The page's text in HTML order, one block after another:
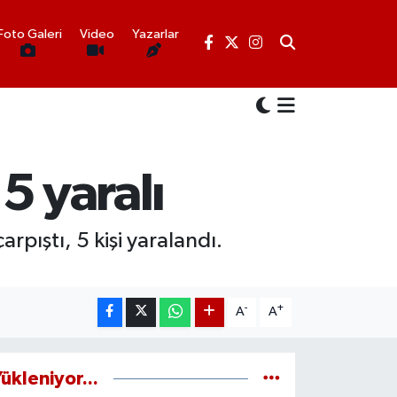
Foto Galeri Video Yazarlar
yaralı
5 kişi yaralandı.
A- A+